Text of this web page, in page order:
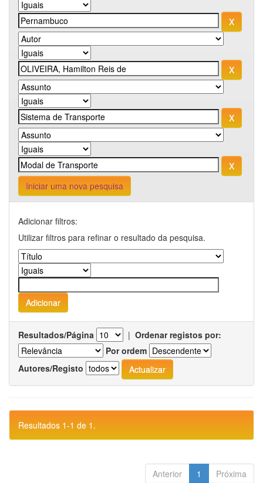
Iniciar uma nova pesquisa
Adicionar filtros:
Utilizar filtros para refinar o resultado da pesquisa.
Resultados/Página | Ordenar registos por:
Por ordem
Autores/Registo
Resultados 1-1 de 1.
Anterior 1 Próxima